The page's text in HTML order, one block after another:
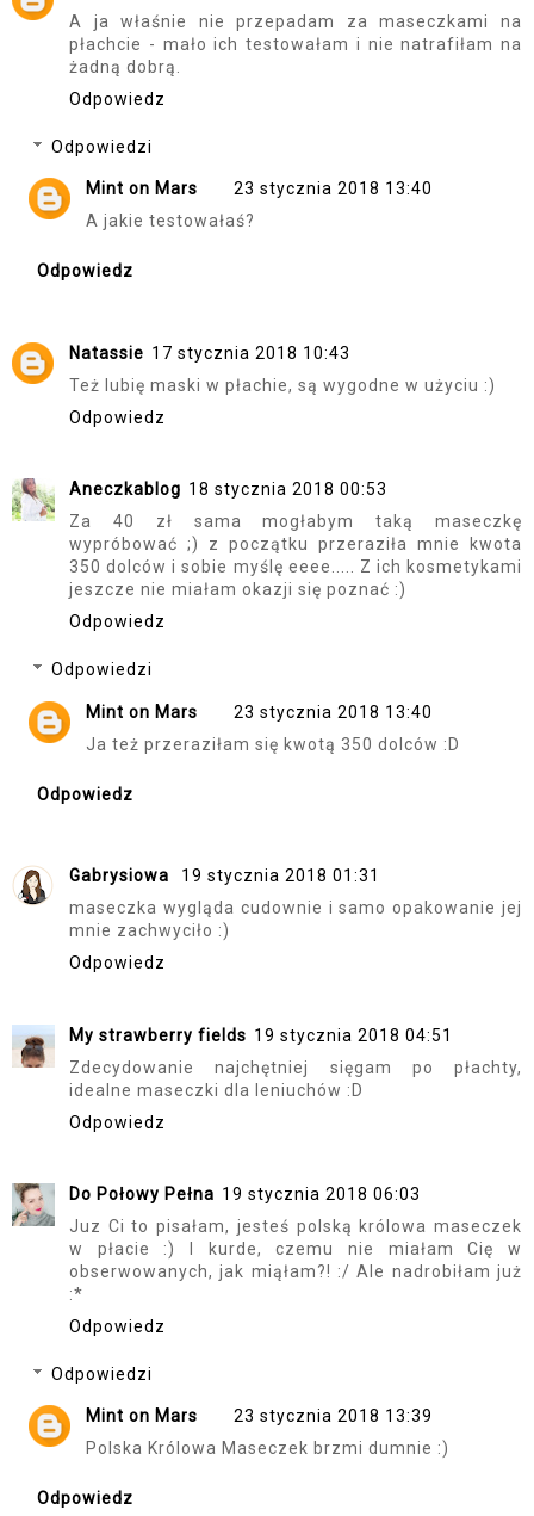
A ja właśnie nie przepadam za maseczkami na
płachcie - mało ich testowałam i nie natrafiłam na
żadną dobrą.
Odpowiedz
Odpowiedzi
Mint on Mars
23 stycznia 2018 13:40
A jakie testowałaś?
Odpowiedz
Natassie 17 stycznia 2018 10:43
Też lubię maski w płachie, są wygodne w użyciu :)
Odpowiedz
Aneczkablog 18 stycznia 2018 00:53
Za 40 zł sama mogłabym taką maseczkę
wypróbować ;) z początku przeraziła mnie kwota
350 dolców i sobie myślę eeee..... Z ich kosmetykami
jeszcze nie miałam okazji się poznać :)
Odpowiedz
Odpowiedzi
Mint on Mars
23 stycznia 2018 13:40
Ja też przeraziłam się kwotą 350 dolców :D
Odpowiedz
Gabrysiowa
19 stycznia 2018 01:31
maseczka wygląda cudownie i samo opakowanie jej
mnie zachwyciło :)
Odpowiedz
My strawberry fields 19 stycznia 2018 04:51
Zdecydowanie najchętniej sięgam po płachty,
idealne maseczki dla leniuchów :D
Odpowiedz
Do Połowy Pełna 19 stycznia 2018 06:03
Juz Ci to pisałam, jesteś polską królowa maseczek
w płacie :) I kurde, czemu nie miałam Cię w
obserwowanych, jak miąłam?! :/ Ale nadrobiłam już
:*
Odpowiedz
Odpowiedzi
Mint on Mars
23 stycznia 2018 13:39
Polska Królowa Maseczek brzmi dumnie :)
Odpowiedz